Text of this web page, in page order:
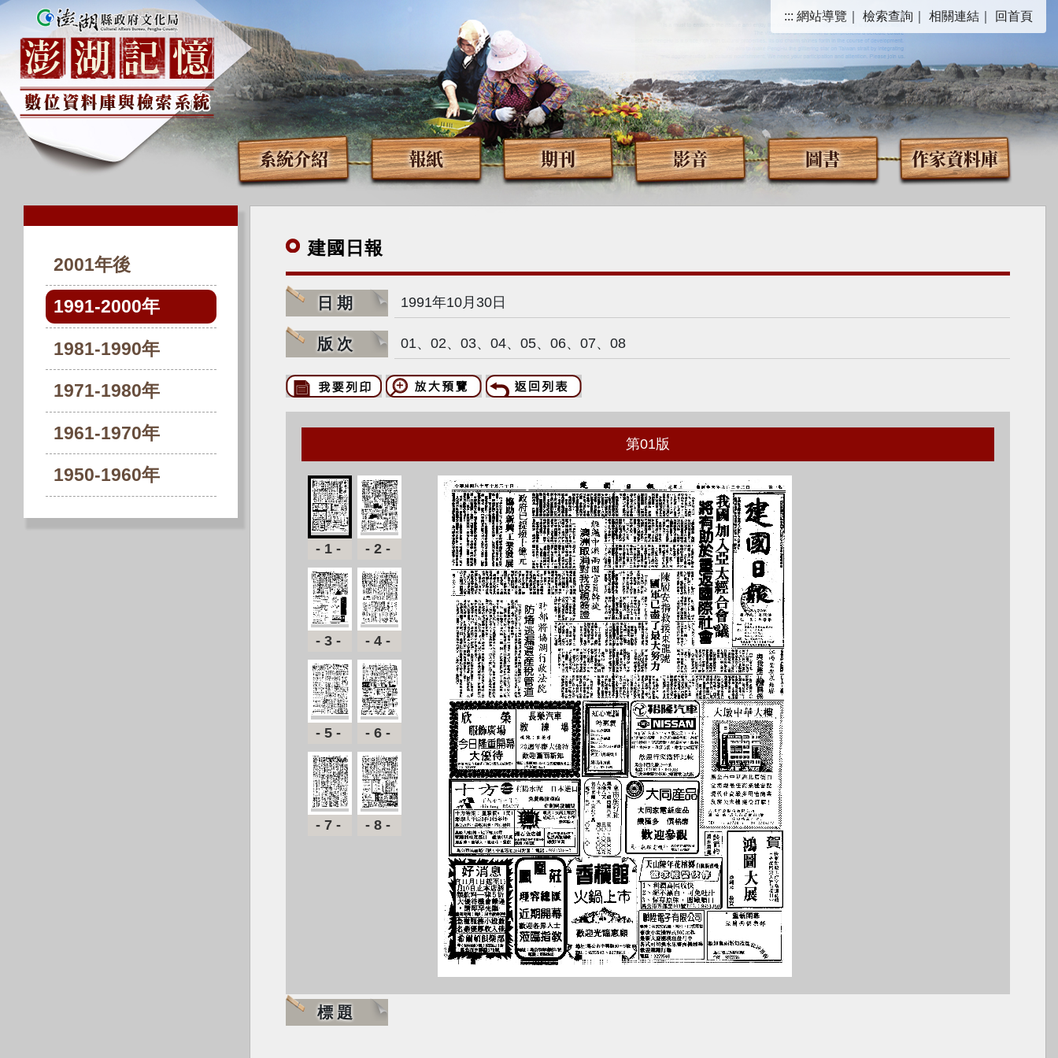
::: 網站導覽 檢索查詢 相關連結 回首頁
系統介紹 報紙 期刊 影音 圖書 作家資料庫
2001年後
1991-2000年
1981-1990年
1971-1980年
1961-1970年
1950-1960年
建國 日報
日期 1991年10月30日
版次 01、02、03、04、05、06、07、08
第01版
-1- -2-
-3- -4-
-5- -6-
-7- -8-
標題